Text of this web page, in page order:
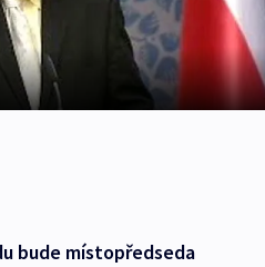
bude místopředseda